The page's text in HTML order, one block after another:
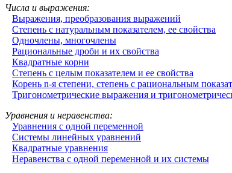
Числа и выражения:
Выражения, преобразования выражений
Степень с натуральным показателем, ее свойства
Одночлены, многочлены
Рациональные дроби и их свойства
Квадратные корни
Степень с целым показателем и ее свойства
Корень n-я степени, степень с рациональным
Тригонометрические выражения и
Уравнения и неравенства:
Уравнения с одной переменной
Системы линейных уравнений
Квадратные уравнения
Неравенства с одной переменной и их системы